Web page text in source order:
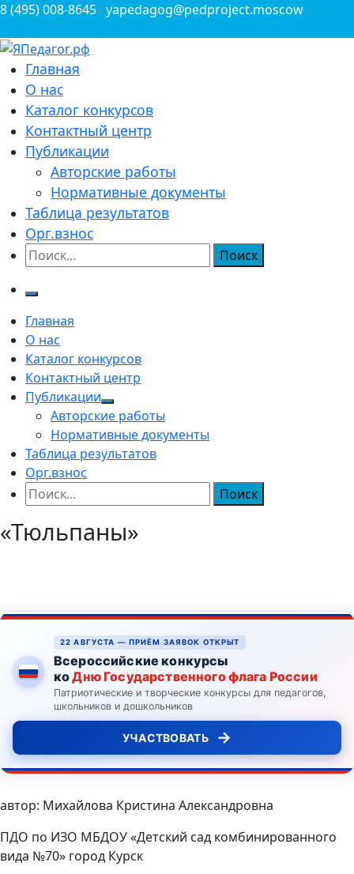
Перейти
содержимому
8 (495) 008-8645 yapedagog@pedproject.moscow
ЯПедагог.рф
Всероссийские конкурсы для педагогов
Главная
О нас
Каталог конкурсов
Контактный центр
Публикации
Авторские работы
Нормативные документы
Таблица результатов
Орг.взнос
Найти:
Главная
О нас
Каталог конкурсов
Контактный центр
Публикации
Авторские работы
Нормативные документы
Таблица результатов
Орг.взнос
Найти:
«Тюльпаны»
22 АВГУСТА — ПРИЁМ ЗАЯВОК ОТКРЫТ
Всероссийские конкурсы
коДню Государственного флага России
Патриотические и творческие конкурсы для педагогов,
школьников и дошкольников
УЧАСТВОВАТЬ →
автор: Михайлова Кристина Александровна
ПДО по ИЗО МБДОУ «Детский сад комбинированного
вида №70» город Курск